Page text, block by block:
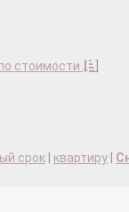
стоимости
срок квартиру